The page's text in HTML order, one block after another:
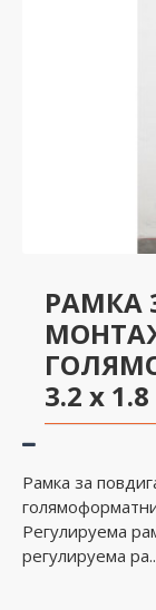
РАМКА
3.2 x
Рамка за
Регулируема
регулируема ра..